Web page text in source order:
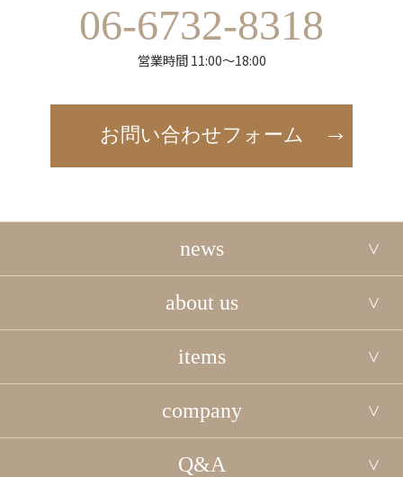
06-6732-8318
営業時間 11:00～18:00
お問い合わせフォーム
news
about us
items
company
Q&A